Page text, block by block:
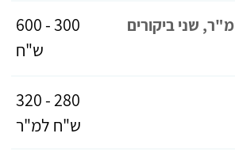
אחזקת גינה (50 מ"ר, שני ביקורים
300 - 600
ש"ח
280 - 320
ש"ח למ"ר